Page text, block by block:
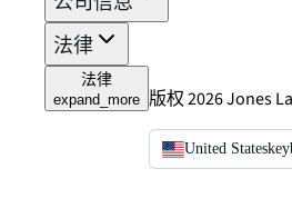
法律
法律
expand_more 版权 2026 Jones
United States